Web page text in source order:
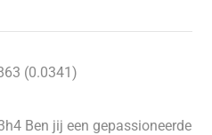
(0.0341)
Ben jij een gepassioneerde